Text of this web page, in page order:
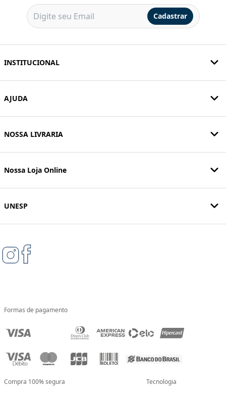
Cadastrar
INSTITUCIONAL
AJUDA
NOSSA LIVRARIA
Nossa Loja Online
UNESP
Formas de pagamento
Compra 100% segura Tecnologia